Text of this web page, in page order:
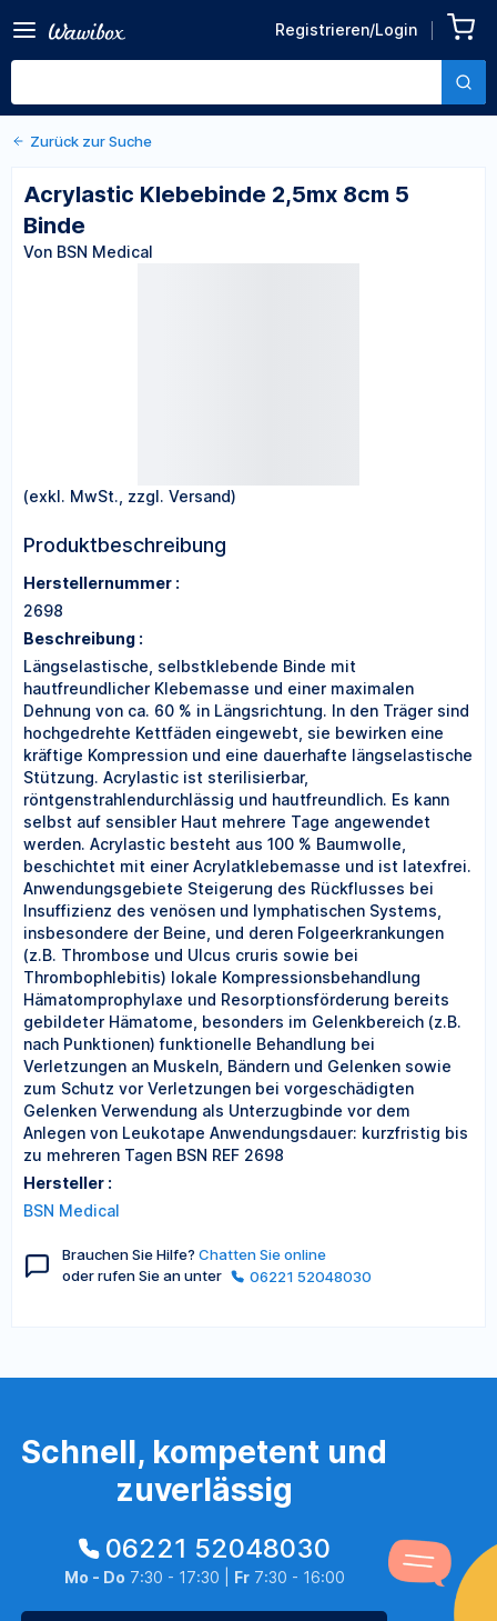
Registrieren/Login
2,5mx 8cm 5 Binde
Von BSN Medical
Zurück zu den Produktdetails
Zurück zur Suche
Acrylastic Klebebinde 2,5mx 8cm 5
Binde
Von BSN Medical
(exkl. MwSt., zzgl. Versand)
Produktbeschreibung
Herstellernummer :
2698
Beschreibung :
Längselastische, selbstklebende Binde mit
hautfreundlicher Klebemasse und einer maximalen
Dehnung von ca. 60 % in Längsrichtung. In den Träger sind
hochgedrehte Kettfäden eingewebt, sie bewirken eine
kräftige Kompression und eine dauerhafte längselastische
Stützung. Acrylastic ist sterilisierbar,
röntgenstrahlendurchlässig und hautfreundlich. Es kann
selbst auf sensibler Haut mehrere Tage angewendet
werden. Acrylastic besteht aus 100 % Baumwolle,
beschichtet mit einer Acrylatklebemasse und ist latexfrei.
Anwendungsgebiete Steigerung des Rückflusses bei
Insuffizienz des venösen und lymphatischen Systems,
insbesondere der Beine, und deren Folgeerkrankungen
(z.B. Thrombose und Ulcus cruris sowie bei
Thrombophlebitis) lokale Kompressionsbehandlung
Hämatomprophylaxe und Resorptionsförderung bereits
gebildeter Hämatome, besonders im Gelenkbereich (z.B.
nach Punktionen) funktionelle Behandlung bei
Verletzungen an Muskeln, Bändern und Gelenken sowie
zum Schutz vor Verletzungen bei vorgeschädigten
Gelenken Verwendung als Unterzugbinde vor dem
Anlegen von Leukotape Anwendungsdauer: kurzfristig bis
zu mehreren Tagen BSN REF 2698
Hersteller :
BSN Medical
Brauchen Sie Hilfe? Chatten Sie online
oder rufen Sie an unter
06221 52048030
Schnell, kompetent und
zuverlässig
06221 52048030
Mo - Do 7:30 - 17:30 | Fr7:30 - 16:00